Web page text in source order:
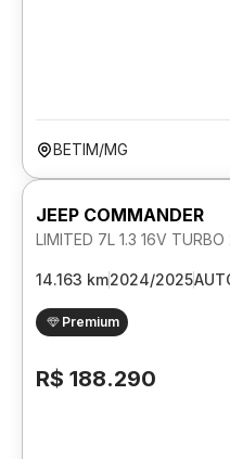
BETIM/MG
JEEP COMMANDER
LIMITED 7L 1.3 16V
14.163 km2024/2025
Premium
R$ 188.290